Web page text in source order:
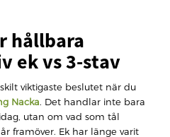
hållbara
ek vs 3-stav
viktigaste beslutet när du
Nacka. Det handlar inte bara
utan om vad som tål
framöver. Ek har länge varit